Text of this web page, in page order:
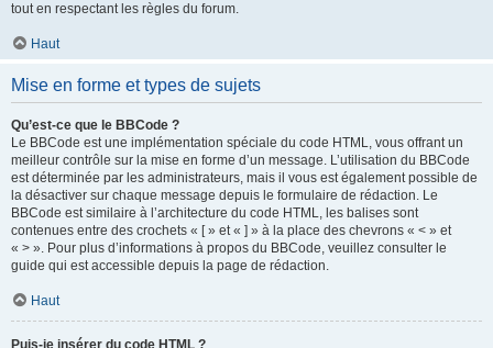
tout en respectant les règles du forum.
Haut
Mise en forme et types de sujets
Qu’est-ce que le BBCode ?
Le BBCode est une implémentation spéciale du code HTML, vous offrant un
meilleur contrôle sur la mise en forme d’un message. L’utilisation du BBCode
est déterminée par les administrateurs, mais il vous est également possible de
la désactiver sur chaque message depuis le formulaire de rédaction. Le
BBCode est similaire à l’architecture du code HTML, les balises sont
contenues entre des crochets « [ » et « ] » à la place des chevrons « < » et
« > ». Pour plus d’informations à propos du BBCode, veuillez consulter le
guide qui est accessible depuis la page de rédaction.
Haut
Puis-je insérer du code HTML ?